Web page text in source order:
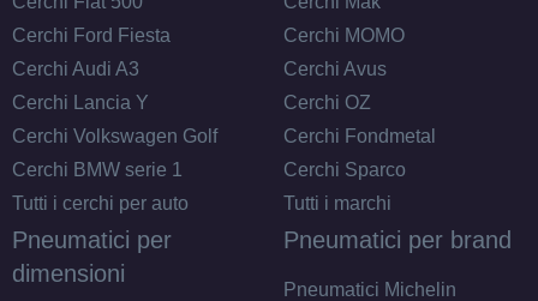
Disponibile
155/80 R13 79T
Cerchi Ford Fiesta
Cerchi Audi A3
Cerchi Lancia Y
Cerchi Volkswagen Golf
Cerchi BMW serie 1
Tutti i cerchi per auto
Cerchi MOMO
Cerchi Avus
Cerchi OZ
Cerchi Fondmetal
Cerchi Sparco
Tutti i marchi
Pneumatici per
dimensioni
Pneumatici per brand
Pneumatici Michelin